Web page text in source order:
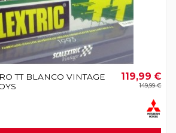
TT BLANCO VINTAGE
119,99 €
149,99 €